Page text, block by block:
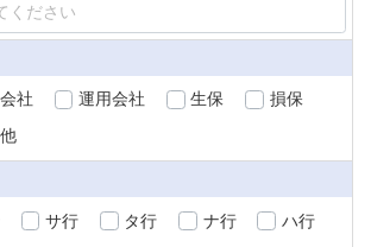
社 運用会社 生保 損保
サ行 タ行 ナ行 ハ行